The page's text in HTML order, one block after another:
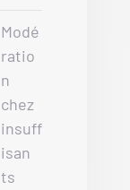
Modé
ratio
n
chez
insuff
isan
ts